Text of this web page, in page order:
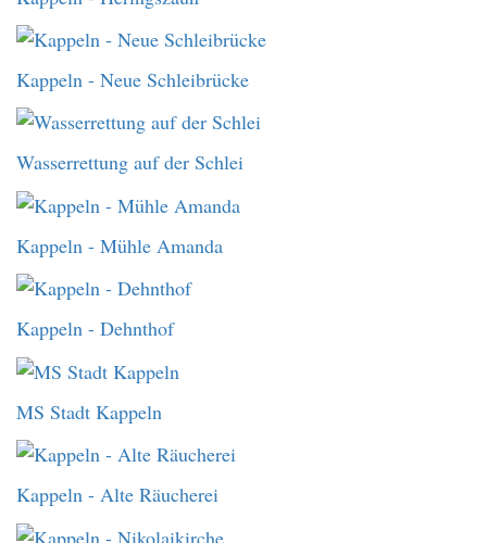
Kappeln - Neue Schleibrücke
Wasserrettung auf der Schlei
Kappeln - Mühle Amanda
Kappeln - Dehnthof
MS Stadt Kappeln
Kappeln - Alte Räucherei